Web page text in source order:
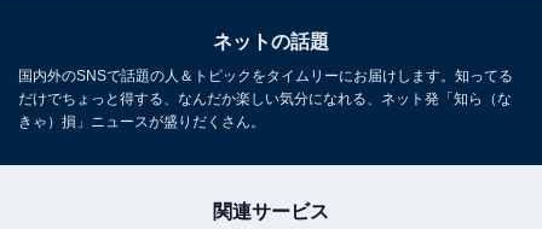
ネットの話題
国内外のSNSで話題の人＆トピックをタイムリーにお届けします。知ってる
だけでちょっと得する、なんだか楽しい気分になれる、ネット発「知ら（な
きゃ）損」ニュースが盛りだくさん。
関連サービス